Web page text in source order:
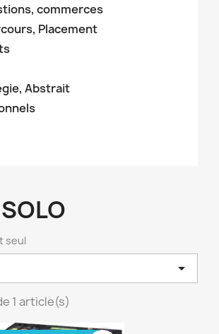
commerces
Placement
Abstrait
seul

1 article(s)
liste d'envies ×